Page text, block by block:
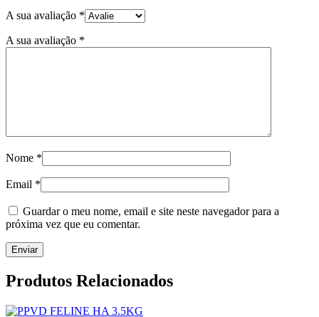
A sua avaliação *
A sua avaliação *
Nome *
Email *
Guardar o meu nome, email e site neste navegador para a
próxima vez que eu comentar.
Produtos Relacionados